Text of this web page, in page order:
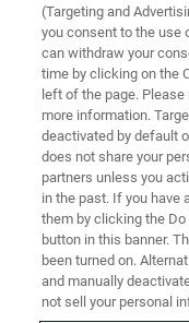
Les
Plus de 50 ans
(Targeting and
you consent to the use
can withdraw your
time by clicking on the
left of the page.
more information.
deactivated by default
does not share your
partners unless you
in the past. If you have
them by clicking the
button in this banner.
been turned on.
and manually
not sell your personal